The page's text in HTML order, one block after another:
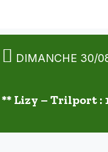
DIMANCHE 30/
** Lizy – Trilport :